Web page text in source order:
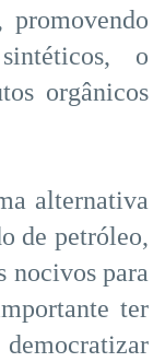
promovendo
o
orgânicos
alternativa
de petróleo,
nocivos para
ter